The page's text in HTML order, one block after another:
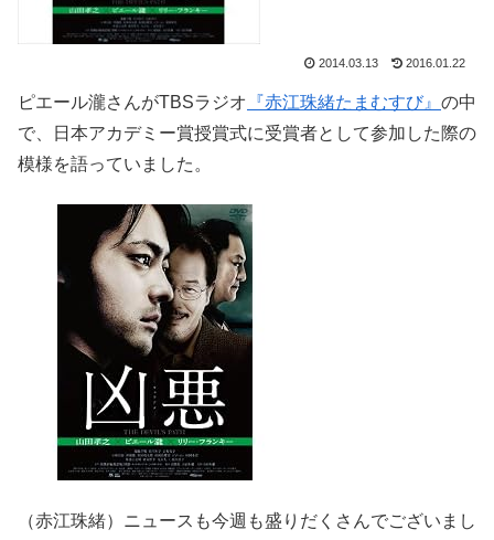
2014.03.13 2016.01.22
ピエール瀧さんがTBSラジオ 『赤江珠緒たまむすび』 の中
で、日本アカデミー賞授賞式に受賞者として参加した際の
模様を語っていました。
（赤江珠緒）ニュースも今週も盛りだくさんでございまし